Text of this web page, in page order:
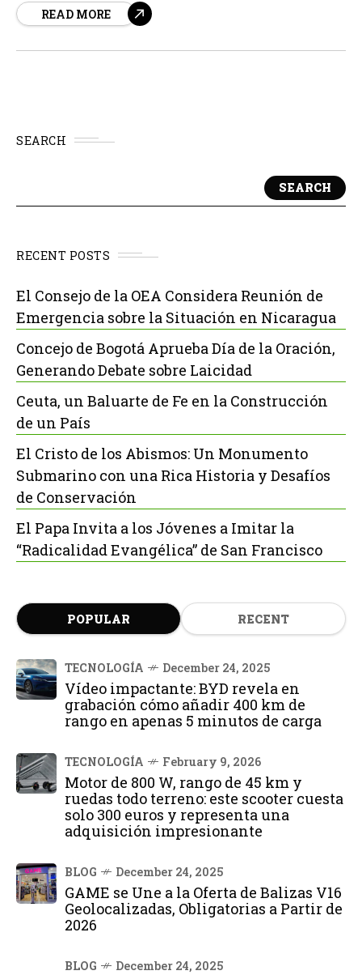
Inteligencia Artificial (IA) sin que el oído humano pueda
READ MORE
SEARCH
SEARCH
RECENT POSTS
El Consejo de la OEA Considera Reunión de
Emergencia sobre la Situación en Nicaragua
Concejo de Bogotá Aprueba Día de la Oración,
Generando Debate sobre Laicidad
Ceuta, un Baluarte de Fe en la Construcción
de un País
El Cristo de los Abismos: Un Monumento
Submarino con una Rica Historia y Desafíos
de Conservación
El Papa Invita a los Jóvenes a Imitar la
“Radicalidad Evangélica” de San Francisco
POPULAR RECENT
TECNOLOGÍA December 24, 2025
Vídeo impactante: BYD revela en
grabación cómo añadir 400 km de
rango en apenas 5 minutos de carga
TECNOLOGÍA February 9, 2026
Motor de 800 W, rango de 45 km y
ruedas todo terreno: este scooter cuesta
solo 300 euros y representa una
adquisición impresionante
BLOG December 24, 2025
GAME se Une a la Oferta de Balizas V16
Geolocalizadas, Obligatorias a Partir de
2026
BLOG December 24, 2025